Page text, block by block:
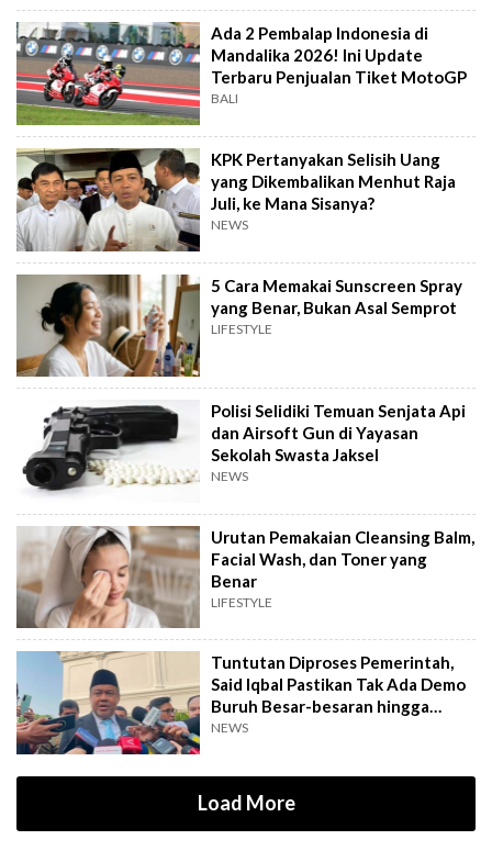
Ada 2 Pembalap Indonesia di
Mandalika 2026! Ini Update
Terbaru Penjualan Tiket MotoGP
BALI
KPK Pertanyakan Selisih Uang
yang Dikembalikan Menhut Raja
Juli, ke Mana Sisanya?
NEWS
5 Cara Memakai Sunscreen Spray
yang Benar, Bukan Asal Semprot
LIFESTYLE
Polisi Selidiki Temuan Senjata Api
dan Airsoft Gun di Yayasan
Sekolah Swasta Jaksel
NEWS
Urutan Pemakaian Cleansing Balm,
Facial Wash, dan Toner yang
Benar
LIFESTYLE
Tuntutan Diproses Pemerintah,
Said Iqbal Pastikan Tak Ada Demo
Buruh Besar-besaran hingga
September
NEWS
Load More